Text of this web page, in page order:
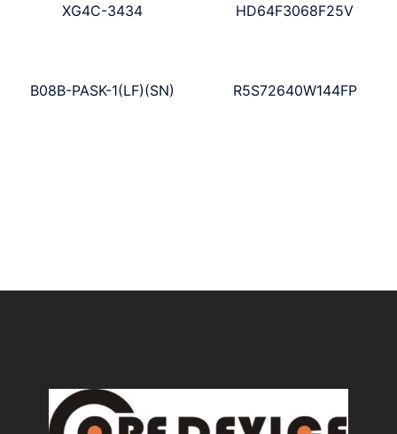
XG4C-3434 HD64F3068F25V
B08B-PASK-1(LF)(SN) R5S72640W144FP